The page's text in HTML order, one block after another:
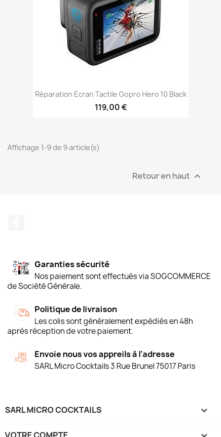
Réparation Ecran Tactile Gopro Hero 10 Black
119,00 €
Affichage 1-9 de 9 article(s)
Retour en haut 
Garanties sécurité
Nos paiement sont effectués via SOGCOMMERCE
de Société Générale.
Politique de livraison
Les colis sont généralement expédiés en 48h
après réception de votre paiement.
Envoie nous vos appreils à l'adresse
SARL Micro Cocktails 3 Rue Brunel 75017 Paris
SARL MICRO COCKTAILS 